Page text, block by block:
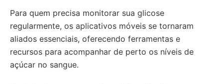
Para quem precisa monitorar sua glicose
regularmente, os aplicativos móveis se tornaram
aliados essenciais, oferecendo ferramentas e
recursos para acompanhar de perto os níveis de
açúcar no sangue.